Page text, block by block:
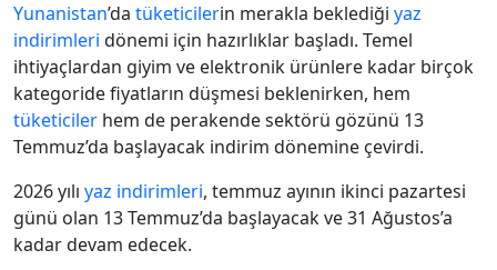
Yunanistan’da tüketicilerin merakla beklediği yaz
indirimleri dönemi için hazırlıklar başladı. Temel
ihtiyaçlardan giyim ve elektronik ürünlere kadar birçok
kategoride fiyatların düşmesi beklenirken, hem
tüketiciler hem de perakende sektörü gözünü 13
Temmuz’da başlayacak indirim dönemine çevirdi.
2026 yılı yaz indirimleri, temmuz ayının ikinci pazartesi
günü olan 13 Temmuz’da başlayacak ve 31 Ağustos’a
kadar devam edecek.